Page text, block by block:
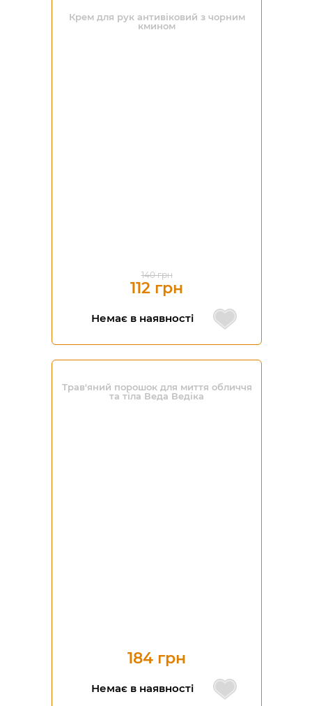
Крем для рук антивіковий з чорним
кмином
140 грн
112 грн
Немає в наявності
Трав'яний порошок для миття обличчя
та тіла Веда Ведіка
184 грн
Немає в наявності